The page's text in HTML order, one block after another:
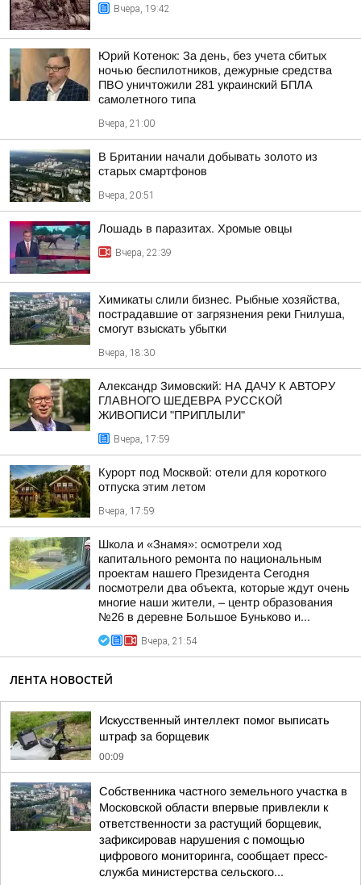
Вчера, 19:42
Юрий Котенок: За день, без учета сбитых
ночью беспилотников, дежурные средства
ПВО уничтожили 281 украинский БПЛА
самолетного типа
Вчера, 21:00
В Британии начали добывать золото из
старых смартфонов
Вчера, 20:51
Лошадь в паразитах. Хромые овцы
Вчера, 22:39
Химикаты слили бизнес. Рыбные хозяйства,
пострадавшие от загрязнения реки Гнилуша,
смогут взыскать убытки
Вчера, 18:30
Александр Зимовский: НА ДАЧУ К АВТОРУ
ГЛАВНОГО ШЕДЕВРА РУССКОЙ
ЖИВОПИСИ "ПРИПЛЫЛИ"
Вчера, 17:59
Курорт под Москвой: отели для короткого
отпуска этим летом
Вчера, 17:59
Школа и «Знамя»: осмотрели ход
капитального ремонта по национальным
проектам нашего Президента Сегодня
посмотрели два объекта, которые ждут очень
многие наши жители, – центр образования
№26 в деревне Большое Буньково и...
Вчера, 21:54
ЛЕНТА НОВОСТЕЙ
Искусственный интеллект помог выписать
штраф за борщевик
00:09
Собственника частного земельного участка в
Московской области впервые привлекли к
ответственности за растущий борщевик,
зафиксировав нарушения с помощью
цифрового мониторинга, сообщает пресс-
служба министерства сельского...